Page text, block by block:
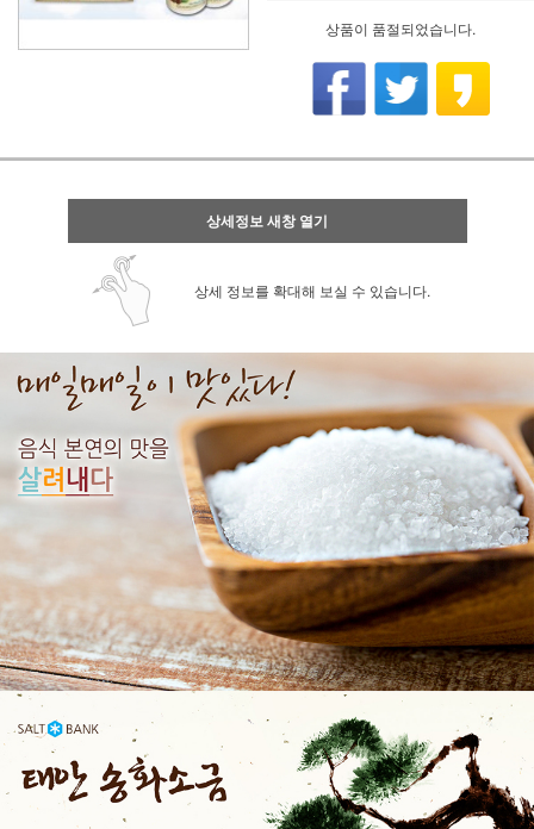
상품이 품절되었습니다.
상세정보 새창 열기
상세 정보를 확대해 보실 수 있습니다.